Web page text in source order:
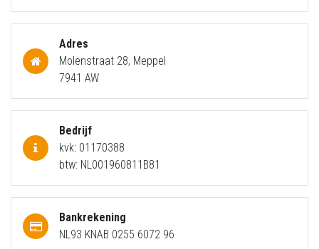
Adres
Molenstraat 28, Meppel
7941 AW
Bedrijf
kvk: 01170388
btw: NL001960811B81
Bankrekening
NL93 KNAB 0255 6072 96